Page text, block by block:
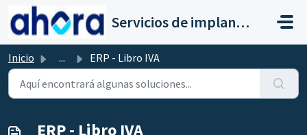
Saltar al contenido principal
Servicios de implantación a clientes de Ahora
Inicio ... ERP - Libro IVA
ERP - Libro IVA